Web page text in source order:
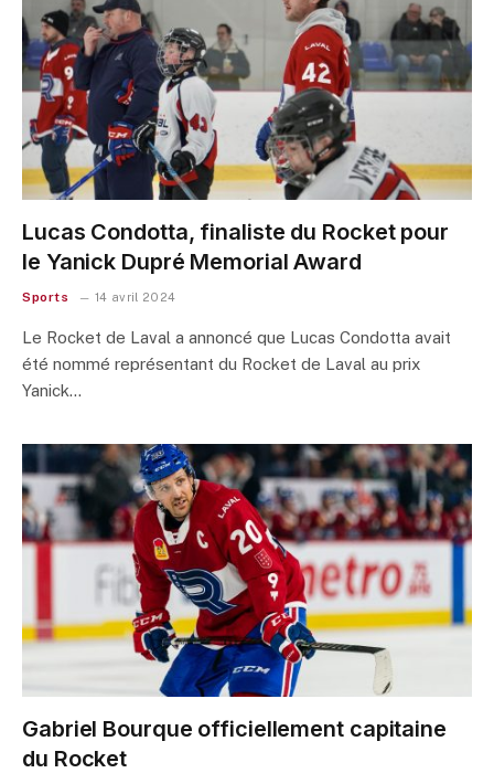
Lucas Condotta, finaliste du Rocket pour
le Yanick Dupré Memorial Award
Sports 14 avril 2024
Le Rocket de Laval a annoncé que Lucas Condotta avait
été nommé représentant du Rocket de Laval au prix
Yanick…
Gabriel Bourque officiellement capitaine
du Rocket